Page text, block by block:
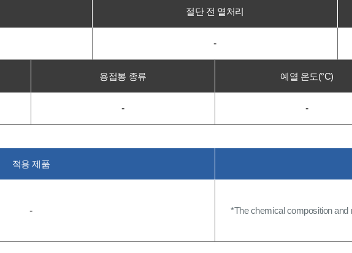
절단 전 열처리
-
용접봉 종류 예열 온도(°C)
- -
적용 제품
- *The chemical composition and